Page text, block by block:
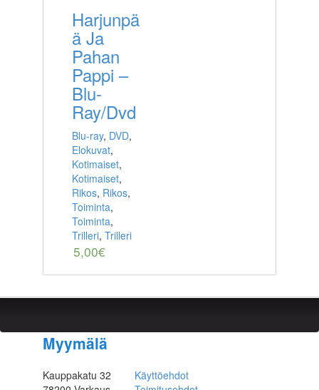
Harjunpä
ä Ja
Pahan
Pappi –
Blu-
Ray/Dvd
Blu-ray, DVD,
Elokuvat,
Kotimaiset,
Kotimaiset,
Rikos, Rikos,
Toiminta,
Toiminta,
Trilleri, Trilleri
5,00€
Myymälä
Kauppakatu 32
Käyttöehdot